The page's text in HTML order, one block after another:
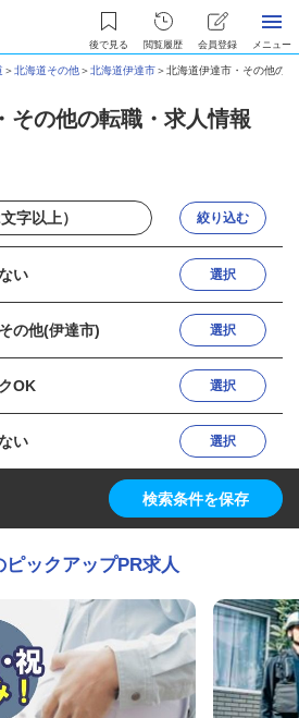
後で見る 閲覧履歴 会員登録 メニュー
＞北海道その他＞北海道伊達市＞北海道伊達市・その他の
その他の転職・求人情報
絞り込む
い 選択
の他(伊達市) 選択
OK 選択
い 選択
検索条件を保存
ピックアップPR求人